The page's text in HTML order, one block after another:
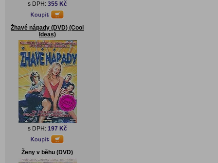
s DPH: 355 Kč
Žhavé nápady (DVD) (Cool
Ideas)
s DPH: 197 Kč
Ženy v běhu (DVD)